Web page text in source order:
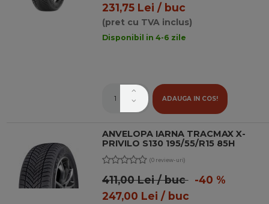
231,75 Lei / buc
(pret cu TVA inclus)
Disponibil in 4-6 zile
ADAUGA IN COS!
ANVELOPA IARNA TRACMAX X-
PRIVILO S130 195/55/R15 85H
(0 review-uri)
411,00 Lei / buc-40 %
247,00 Lei / buc